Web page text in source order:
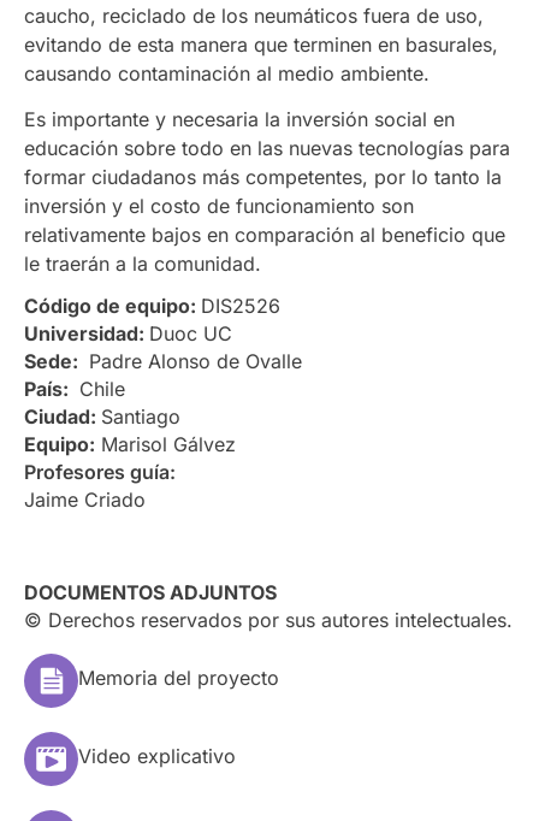
Código de equipo: DIS2526
Universidad: Duoc UC
Sede: Padre Alonso de Ovalle
País: Chile
Ciudad: Santiago
Equipo: Marisol Gálvez
Profesores guía:
Jaime Criado
DOCUMENTOS ADJUNTOS
© Derechos reservados por sus autores intelectuales.
Memoria del proyecto
Video explicativo
caucho, reciclado de los neumáticos fuera de uso,
evitando de esta manera que terminen en basurales,
causando contaminación al medio ambiente.
Es importante y necesaria la inversión social en
educación sobre todo en las nuevas tecnologías para
formar ciudadanos más competentes, por lo tanto la
inversión y el costo de funcionamiento son
relativamente bajos en comparación al beneficio que
le traerán a la comunidad.